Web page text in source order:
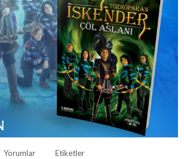
Yorumlar Etiketler